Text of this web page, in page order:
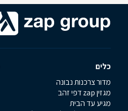
כלים
מדור צרכנות נבונה
מגזין zap דפי זהב
מגיע עד הבית